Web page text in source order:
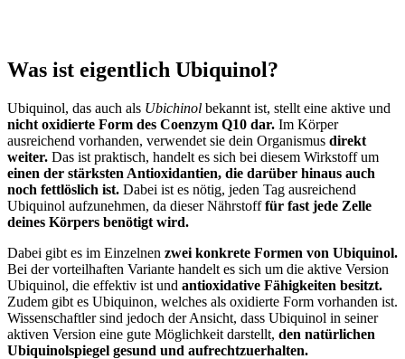
Was ist eigentlich Ubiquinol?
Ubiquinol, das auch als Ubichinol bekannt ist, stellt eine aktive und
nicht oxidierte Form des Coenzym Q10 dar. Im Körper
ausreichend vorhanden, verwendet sie dein Organismus direkt
weiter. Das ist praktisch, handelt es sich bei diesem Wirkstoff um
einen der stärksten Antioxidantien, die darüber hinaus auch
noch fettlöslich ist. Dabei ist es nötig, jeden Tag ausreichend
Ubiquinol aufzunehmen, da dieser Nährstofffür fast jede Zelle
deines Körpers benötigt wird.
Dabei gibt es im Einzelnen zwei konkrete Formen von Ubiquinol.
Bei der vorteilhaften Variante handelt es sich um die aktive Version
Ubiquinol, die effektiv ist und antioxidative Fähigkeiten besitzt.
Zudem gibt es Ubiquinon, welches als oxidierte Form vorhanden ist.
Wissenschaftler sind jedoch der Ansicht, dass Ubiquinol in seiner
aktiven Version eine gute Möglichkeit darstellt, den natürlichen
Ubiquinolspiegel gesund und aufrechtzuerhalten.